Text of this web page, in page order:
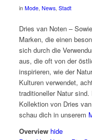
in Mode, News, Stadt
Dries van Noten – Sowie
Marken, die einen
sich durch die
aus, die oft von der
inspirieren, wie der
Kulturen verwendet,
traditioneller Natur
Kollektion von Dries
schau dich in unserem
Overview hide